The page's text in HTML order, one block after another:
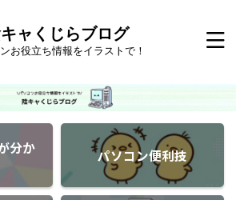
ャくじらブログ
お役立ち情報をイラストで！
分か
パソコン便利技